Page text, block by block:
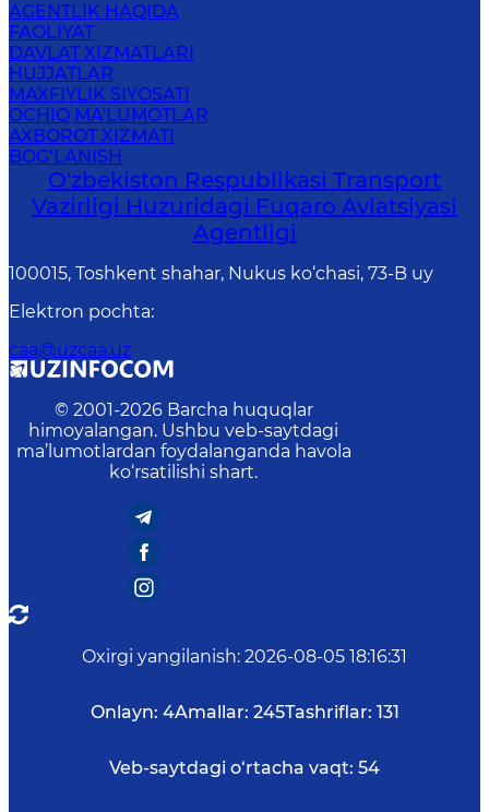
AGENTLIK HAQIDA
FAOLIYAT
DAVLAT XIZMATLARI
HUJJATLAR
MAXFIYLIK SIYOSATI
OCHIQ MA'LUMOTLAR
AXBOROT XIZMATI
BOG‘LANISH
O'zbekiston Respublikasi Transport
Vazirligi Huzuridagi Fuqaro Aviatsiyasi
Agentligi
100015, Toshkent shahar, Nukus ko‘chasi, 73-B uу
Elektron pochta:
caa@uzcaa.uz
© 2001-2026 Barcha huquqlar
himoyalangan. Ushbu veb-saytdagi
ma’lumotlardan foydalanganda havola
ko‘rsatilishi shart.
Oxirgi yangilanish: 2026-08-05 18:16:31
Onlayn: 4Amallar: 245Tashriflar: 131
Veb-saytdagi o‘rtacha vaqt: 54